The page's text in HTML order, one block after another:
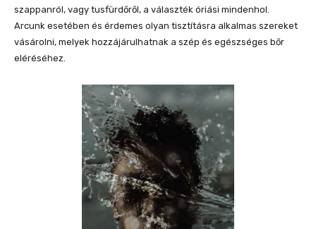
szappanról, vagy tusfürdőről, a választék óriási mindenhol.
Arcunk esetében és érdemes olyan tisztításra alkalmas szereket
vásárolni, melyek hozzájárulhatnak a szép és egészséges bőr
eléréséhez.